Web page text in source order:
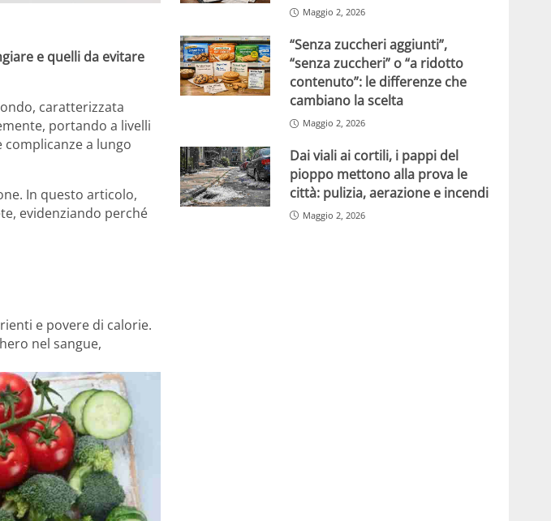
e quelli da evitare
caratterizzata
portando a livelli
complicanze a lungo
In questo articolo,
evidenziando perché
e povere di calorie.
nel sangue,
Maggio 2, 2026
“Senza zuccheri aggiunti”,
“senza zuccheri” o “a ridotto
contenuto”: le differenze che
cambiano la scelta
Maggio 2, 2026
Dai viali ai cortili, i pappi del
pioppo mettono alla prova le
città: pulizia, aerazione e incendi
Maggio 2, 2026